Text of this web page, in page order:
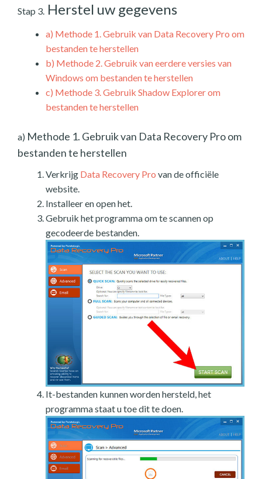
Stap 3. Herstel uw gegevens
a) Methode 1. Gebruik van Data Recovery Pro om
bestanden te herstellen
b) Methode 2. Gebruik van eerdere versies van
Windows om bestanden te herstellen
c) Methode 3. Gebruik Shadow Explorer om
bestanden te herstellen
a) Methode 1. Gebruik van Data Recovery Pro om
bestanden te herstellen
Verkrijg Data Recovery Pro van de officiële
website.
Installeer en open het.
Gebruik het programma om te scannen op
gecodeerde bestanden.
It-bestanden kunnen worden hersteld, het
programma staat u toe dit te doen.